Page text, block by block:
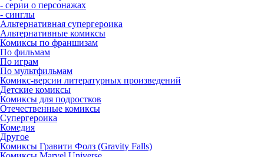
- серии о персонажах
- синглы
Альтернативная супергероика
Альтернативные комиксы
Комиксы по франшизам
По фильмам
По играм
По мультфильмам
Комикс-версии литературных произведений
Детские комиксы
Комиксы для подростков
Отечественные комиксы
Супергероика
Комедия
Другое
Комиксы Гравити Фолз (Gravity Falls)